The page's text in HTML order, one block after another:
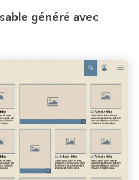
généré avec